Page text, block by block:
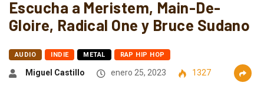
Escucha a Meristem, Main-De-
Gloire, Radical One y Bruce Sudano
AUDIO INDIE METAL RAP HIP HOP
Miguel Castillo enero 25, 2023 1327